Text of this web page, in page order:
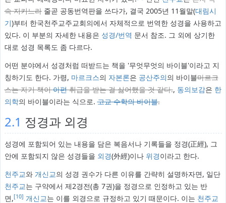
속 지키느라줄곧 공동번역판을 쓰다가, 결국 2005년 11월말(대림시
기)부터 한국천주교주교회의에서 자체적으로 번역한 성경을 사용하고
있다. 이 부분의 자세한 내용은 성경/번역 문서 참조. 그 외에 상기한
대로 성경 목록도 좀 다르다.
어떤 분야에서 성경처럼 떠받드는 책을 '무엇무엇의 바이블'이라고 지
칭하기도 한다. 가령, 마르크스의 자본론은 공산주의의 바이블마르크
스는 자기 책이아편취급을 받는 걸 싫어했을 것 같다., 동의보감은 한
의학의 바이블이라는 식으로.고교 수학의 바이블.
2.1 정경과 외경
성경에 포함되어 있는 내용을 담은 복음서나 기록들을 정경(正經), 그
안에 포함되지 않은 성경들을 외경(外經)이나 위경이라고 한다.
천주교와 개신교의 성경 권수가 다른 이유를 간략히 설명하자면, 일단
천주교는 구약에서 제2경전(총 7권)을 정경으로 인정하고 있는 반
면,[10] 개신교는 이를 외경으로 규정하고 있기 때문이다. 이는 천주교